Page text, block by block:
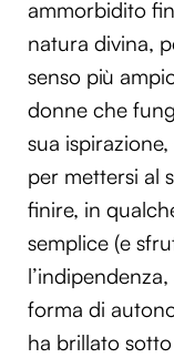
ammorbidito
natura divina,
senso più
donne che
sua
per mettersi al
finire, in
semplice (e
forma di
ha brillato